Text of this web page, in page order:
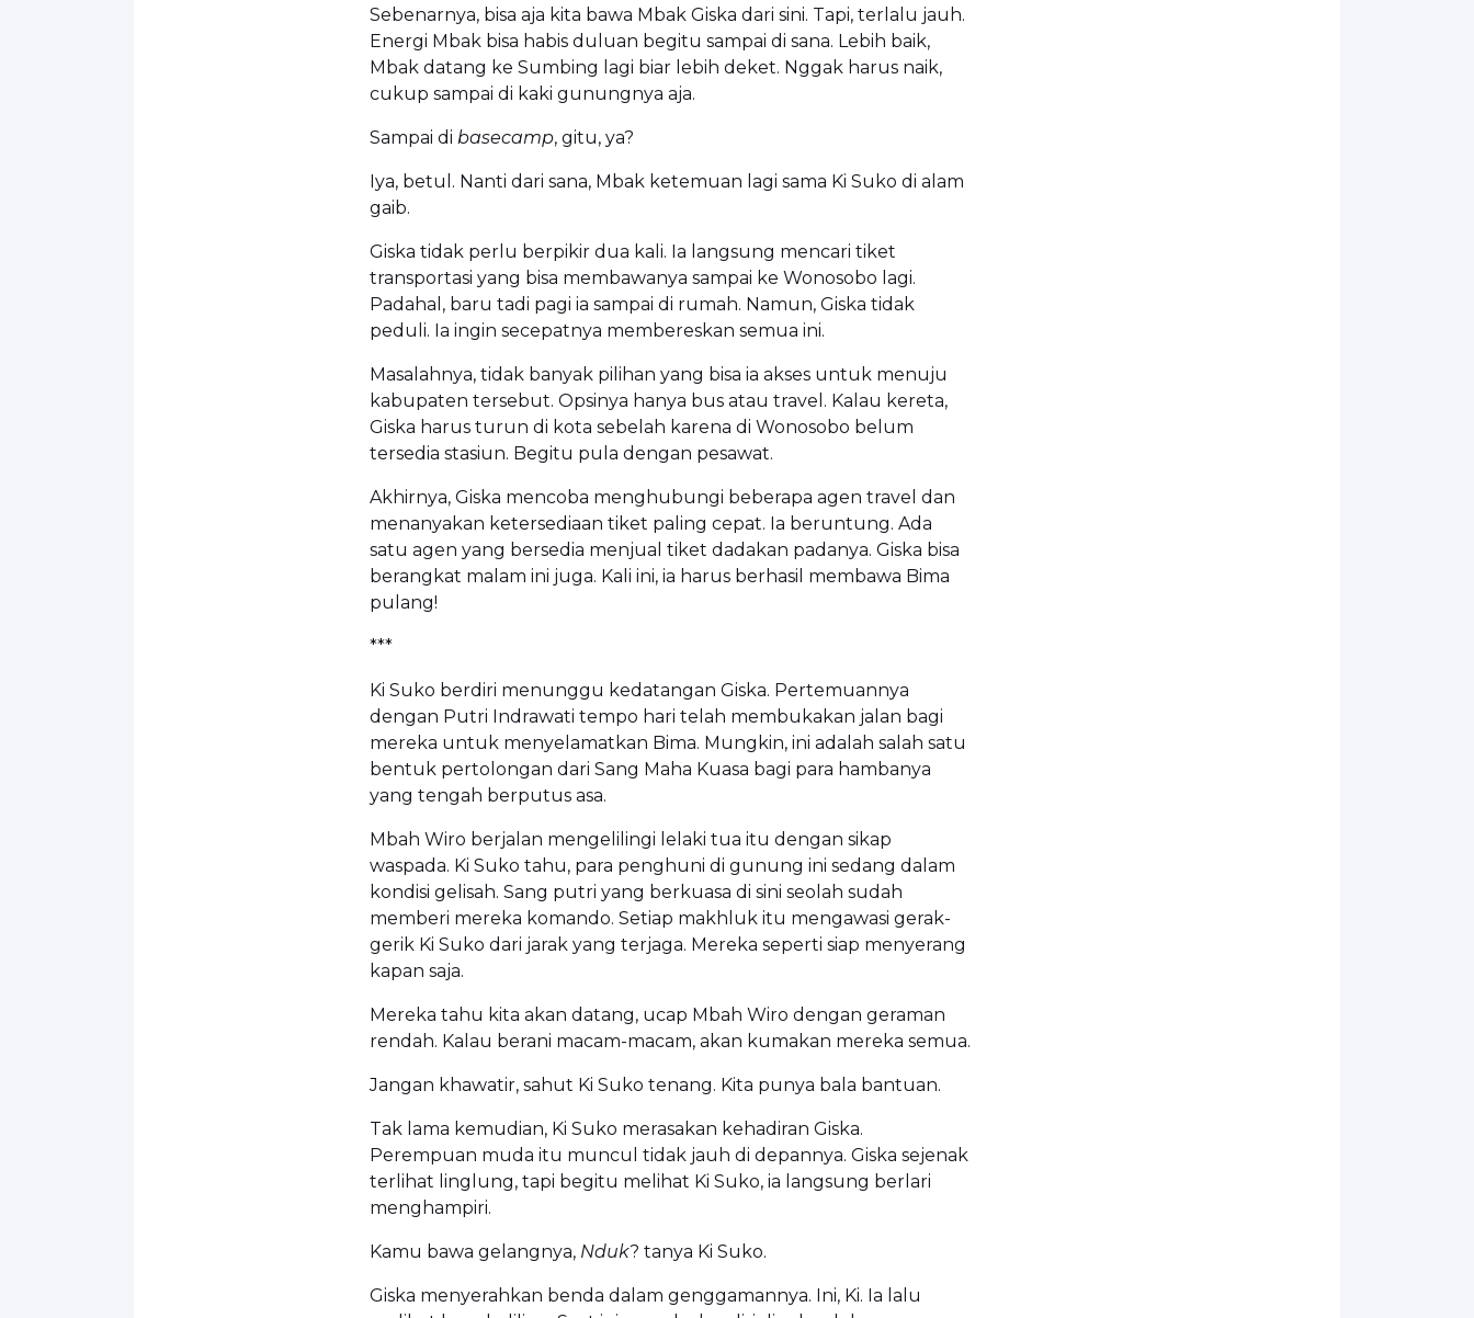
Sebenarnya, bisa aja kita bawa Mbak Giska dari sini. Tapi, terlalu jauh.
Energi Mbak bisa habis duluan begitu sampai di sana. Lebih baik,
Mbak datang ke Sumbing lagi biar lebih deket. Nggak harus naik,
cukup sampai di kaki gunungnya aja.
Sampai di basecamp, gitu, ya?
Iya, betul. Nanti dari sana, Mbak ketemuan lagi sama Ki Suko di alam
gaib.
Giska tidak perlu berpikir dua kali. Ia langsung mencari tiket
transportasi yang bisa membawanya sampai ke Wonosobo lagi.
Padahal, baru tadi pagi ia sampai di rumah. Namun, Giska tidak
peduli. Ia ingin secepatnya membereskan semua ini.
Masalahnya, tidak banyak pilihan yang bisa ia akses untuk menuju
kabupaten tersebut. Opsinya hanya bus atau travel. Kalau kereta,
Giska harus turun di kota sebelah karena di Wonosobo belum
tersedia stasiun. Begitu pula dengan pesawat.
Akhirnya, Giska mencoba menghubungi beberapa agen travel dan
menanyakan ketersediaan tiket paling cepat. Ia beruntung. Ada
satu agen yang bersedia menjual tiket dadakan padanya. Giska bisa
berangkat malam ini juga. Kali ini, ia harus berhasil membawa Bima
pulang!
***
Ki Suko berdiri menunggu kedatangan Giska. Pertemuannya
dengan Putri Indrawati tempo hari telah membukakan jalan bagi
mereka untuk menyelamatkan Bima. Mungkin, ini adalah salah satu
bentuk pertolongan dari Sang Maha Kuasa bagi para hambanya
yang tengah berputus asa.
Mbah Wiro berjalan mengelilingi lelaki tua itu dengan sikap
waspada. Ki Suko tahu, para penghuni di gunung ini sedang dalam
kondisi gelisah. Sang putri yang berkuasa di sini seolah sudah
memberi mereka komando. Setiap makhluk itu mengawasi gerak-
gerik Ki Suko dari jarak yang terjaga. Mereka seperti siap menyerang
kapan saja.
Mereka tahu kita akan datang, ucap Mbah Wiro dengan geraman
rendah. Kalau berani macam-macam, akan kumakan mereka semua.
Jangan khawatir, sahut Ki Suko tenang. Kita punya bala bantuan.
Tak lama kemudian, Ki Suko merasakan kehadiran Giska.
Perempuan muda itu muncul tidak jauh di depannya. Giska sejenak
terlihat linglung, tapi begitu melihat Ki Suko, ia langsung berlari
menghampiri.
Kamu bawa gelangnya, Nduk? tanya Ki Suko.
Giska menyerahkan benda dalam genggamannya. Ini, Ki. Ia lalu